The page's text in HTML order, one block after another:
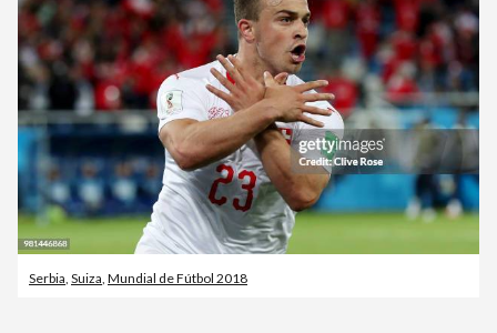
Serbia, Suiza, Mundial de Fútbol 2018